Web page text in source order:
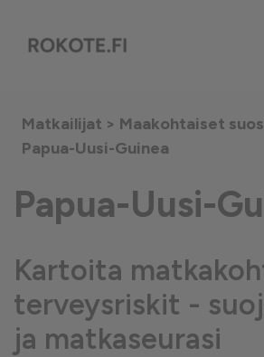
Matkailijat > Maakohtaiset
Papua-Uusi-Guinea
Papua-Uusi-
Kartoita
terveysriskit -
ja matkaseurasi